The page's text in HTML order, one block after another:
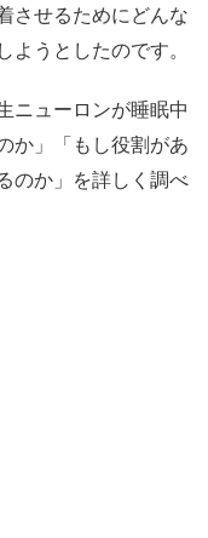
させるためにどんな
うとしたのです。
ニューロンが睡眠中
か」「もし役割があ
のか」を詳しく調べ